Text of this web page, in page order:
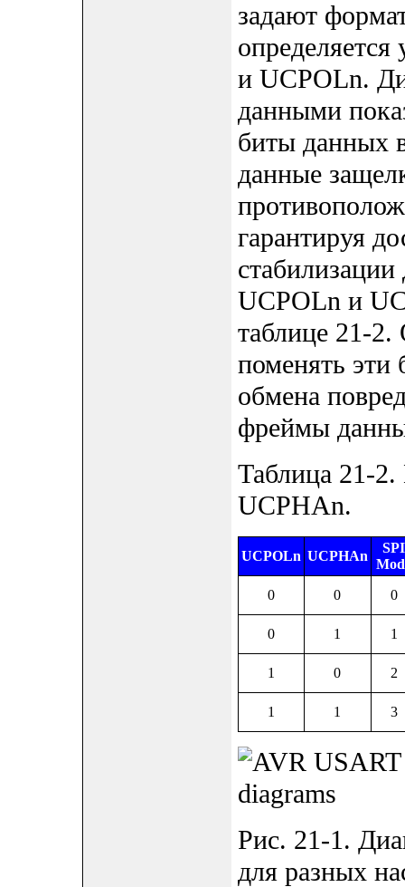
задают
и UCPOLn.
данными
биты данных
данные
гарантируя
UCPOLn и
таблице 21-2.
поменять эти
обмена
фреймы
Таблица 21-
UCPHAn.
UCPOLn UCPHAn
SPI
0
0 0
0 1 1
1 0 2
1 1 3
Рис. 21-1.
для разных